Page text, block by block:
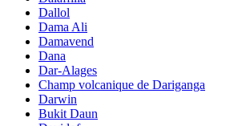
Dallol
Dama Ali
Damavend
Dana
Dar-Alages
Champ volcanique de Dariganga
Darwin
Bukit Daun